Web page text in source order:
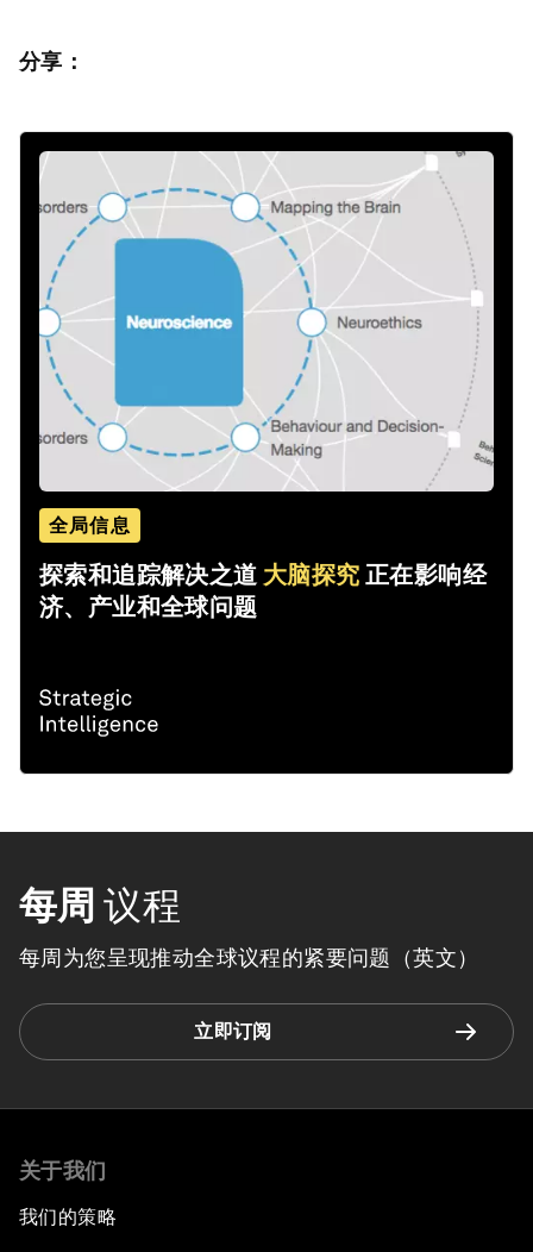
分享：
全局信息
探索和追踪解决之道 大脑探究 正在影响经
济、产业和全球问题
每周 议程
每周为您呈现推动全球议程的紧要问题（英文）
立即订阅
关于我们
我们的策略